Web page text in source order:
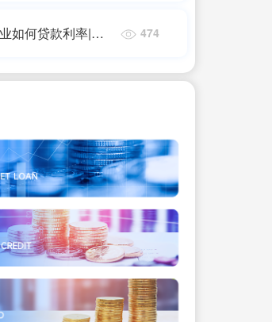
如何贷款利率|小
474